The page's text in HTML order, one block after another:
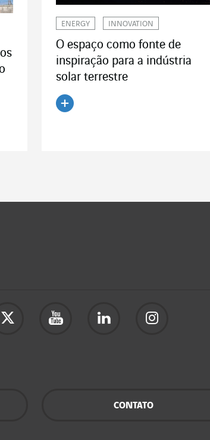
ENERGY INNOVATION
O espaço como fonte de
inspiração para a indústria
solar terrestre
CONTATO